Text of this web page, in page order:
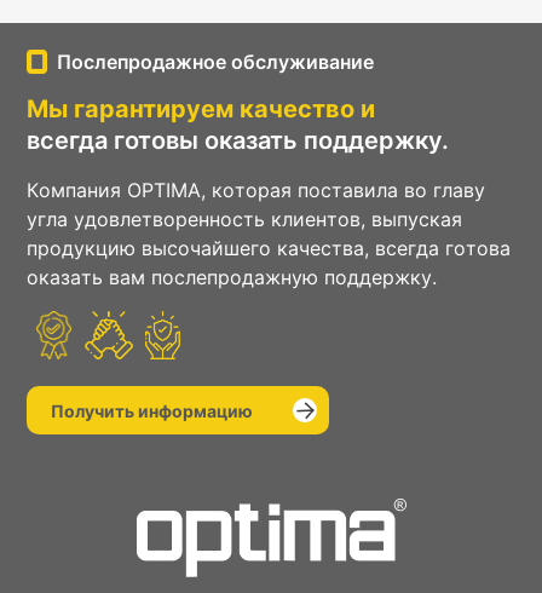
Послепродажное обслуживание
Мы гарантируем качество и
всегда готовы оказать поддержку.
Компания OPTIMA, которая поставила во главу
угла удовлетворенность клиентов, выпуская
продукцию высочайшего качества, всегда готова
оказать вам послепродажную поддержку.
Получить информацию